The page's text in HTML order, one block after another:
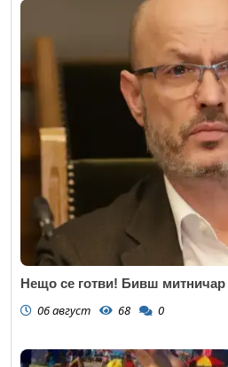
Нещо се готви! Бивш
06 август 68 0